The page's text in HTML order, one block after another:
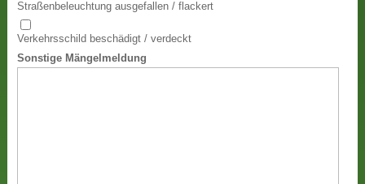
Straßenbeleuchtung ausgefallen / flackert
Verkehrsschild beschädigt / verdeckt
Sonstige Mängelmeldung